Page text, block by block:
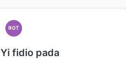
ROT
Yi fidio pada